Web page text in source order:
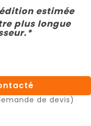
estimée
plus longue
de devis)